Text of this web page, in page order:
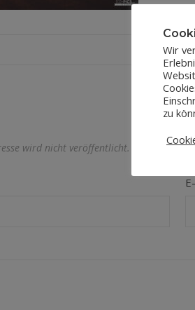
wird nicht veröffentlicht.
Wir
zu